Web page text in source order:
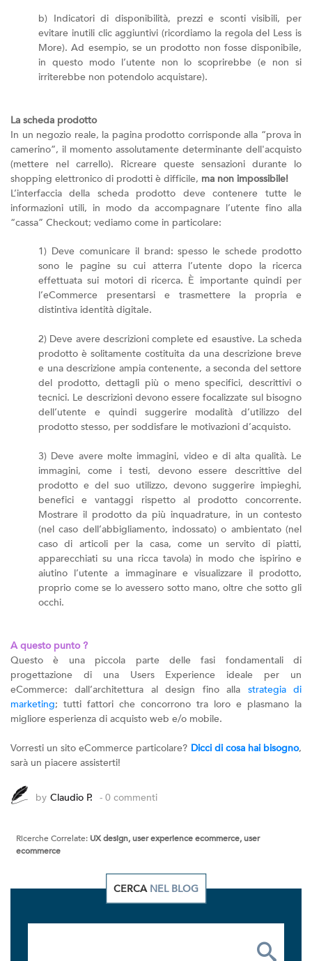
b) Indicatori di disponibilità, prezzi e sconti visibili, per
evitare inutili clic aggiuntivi (ricordiamo la regola del Less is
More). Ad esempio, se un prodotto non fosse disponibile,
in questo modo l’utente non lo scoprirebbe (e non si
irriterebbe non potendolo acquistare).
La scheda prodotto
In un negozio reale, la pagina prodotto corrisponde alla “prova in
camerino”, il momento assolutamente determinante dell'acquisto
(mettere nel carrello). Ricreare queste sensazioni durante lo
shopping elettronico di prodotti è difficile, ma non impossibile!
L’interfaccia della scheda prodotto deve contenere tutte le
informazioni utili, in modo da accompagnare l’utente fino alla
“cassa” Checkout; vediamo come in particolare:
1) Deve comunicare il brand: spesso le schede prodotto
sono le pagine su cui atterra l’utente dopo la ricerca
effettuata sui motori di ricerca. È importante quindi per
l’eCommerce presentarsi e trasmettere la propria e
distintiva identità digitale.
2) Deve avere descrizioni complete ed esaustive. La scheda
prodotto è solitamente costituita da una descrizione breve
e una descrizione ampia contenente, a seconda del settore
del prodotto, dettagli più o meno specifici, descrittivi o
tecnici. Le descrizioni devono essere focalizzate sul bisogno
dell’utente e quindi suggerire modalità d’utilizzo del
prodotto stesso, per soddisfare le motivazioni d’acquisto.
3) Deve avere molte immagini, video e di alta qualità. Le
immagini, come i testi, devono essere descrittive del
prodotto e del suo utilizzo, devono suggerire impieghi,
benefici e vantaggi rispetto al prodotto concorrente.
Mostrare il prodotto da più inquadrature, in un contesto
(nel caso dell’abbigliamento, indossato) o ambientato (nel
caso di articoli per la casa, come un servito di piatti,
apparecchiati su una ricca tavola) in modo che ispirino e
aiutino l’utente a immaginare e visualizzare il prodotto,
proprio come se lo avessero sotto mano, oltre che sotto gli
occhi.
A questo punto ?
Questo è una piccola parte delle fasi fondamentali di
progettazione di una Users Experience ideale per un
eCommerce: dall’architettura al design fino alla strategia di
marketing; tutti fattori che concorrono tra loro e plasmano la
migliore esperienza di acquisto web e/o mobile.
Vorresti un sito eCommerce particolare? Dicci di cosa hai bisogno,
sarà un piacere assisterti!
by Claudio P. - 0 commenti
Ricerche Correlate: UX design, user experience ecommerce, user
ecommerce
CERCA NEL BLOG